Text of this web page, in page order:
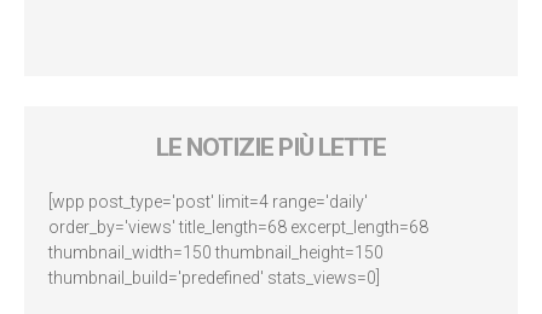
LE NOTIZIE PIÙ LETTE
[wpp post_type='post' limit=4 range='daily'
order_by='views' title_length=68 excerpt_length=68
thumbnail_width=150 thumbnail_height=150
thumbnail_build='predefined' stats_views=0]